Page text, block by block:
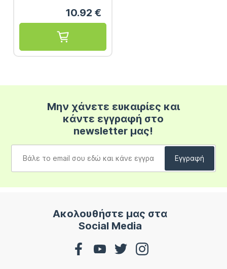
10.92 €
Μην χάνετε ευκαιρίες και
κάντε εγγραφή στο
newsletter μας!
Ακολουθήστε μας στα
Social Media